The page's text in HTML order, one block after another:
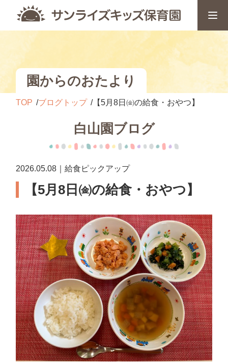
園からのおたより
TOP ブログトップ 【5月8日㈮の給食・おやつ】
白山園ブログ
2026.05.08｜給食ピックアップ
【5月8日㈮の給食・おやつ】